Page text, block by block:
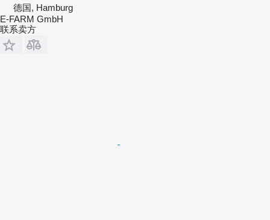
德国, Hamburg
E-FARM GmbH
联系卖方